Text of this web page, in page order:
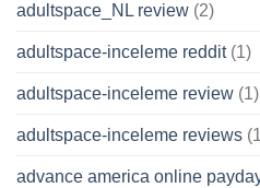
adultspace_NL review (2)
adultspace-inceleme reddit(1)
adultspace-inceleme review (1)
adultspace-inceleme reviews
advance america online